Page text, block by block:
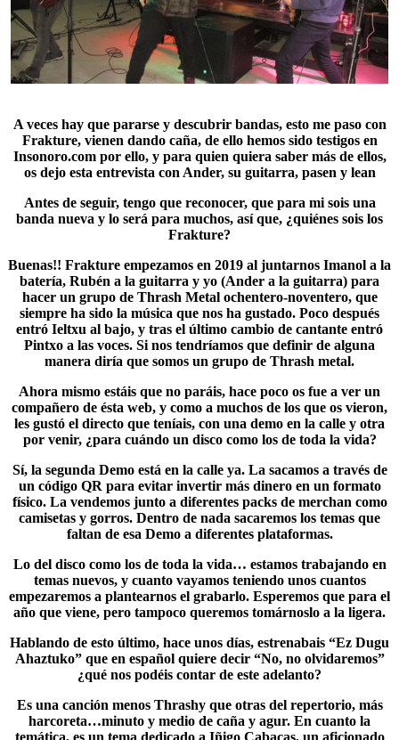
A veces hay que pararse y descubrir bandas, esto me paso con
Frakture, vienen dando caña, de ello hemos sido testigos en
Insonoro.com por ello, y para quien quiera saber más de ellos,
os dejo esta entrevista con Ander, su guitarra, pasen y lean
Antes de seguir, tengo que reconocer, que para mi sois una
banda nueva y lo será para muchos, así que, ¿quiénes sois los
Frakture?
Buenas!! Frakture empezamos en 2019 al juntarnos Imanol a la
batería, Rubén a la guitarra y yo (Ander a la guitarra) para
hacer un grupo de Thrash Metal ochentero-noventero, que
siempre ha sido la música que nos ha gustado. Poco después
entró Ieltxu al bajo, y tras el último cambio de cantante entró
Pintxo a las voces. Si nos tendríamos que definir de alguna
manera diría que somos un grupo de Thrash metal.
Ahora mismo estáis que no paráis, hace poco os fue a ver un
compañero de ésta web, y como a muchos de los que os vieron,
les gustó el directo que teníais, con una demo en la calle y otra
por venir, ¿para cuándo un disco como los de toda la vida?
Sí, la segunda Demo está en la calle ya. La sacamos a través de
un código QR para evitar invertir más dinero en un formato
físico. La vendemos junto a diferentes packs de merchan como
camisetas y gorros. Dentro de nada sacaremos los temas que
faltan de esa Demo a diferentes plataformas.
Lo del disco como los de toda la vida… estamos trabajando en
temas nuevos, y cuanto vayamos teniendo unos cuantos
empezaremos a plantearnos el grabarlo. Esperemos que para el
año que viene, pero tampoco queremos tomárnoslo a la ligera.
Hablando de esto último, hace unos días, estrenabais “Ez Dugu
Ahaztuko” que en español quiere decir “No, no olvidaremos”
¿qué nos podéis contar de este adelanto?
Es una canción menos Thrashy que otras del repertorio, más
harcoreta…minuto y medio de caña y agur. En cuanto la
temática, es un tema dedicado a Iñigo Cabacas, un aficionado